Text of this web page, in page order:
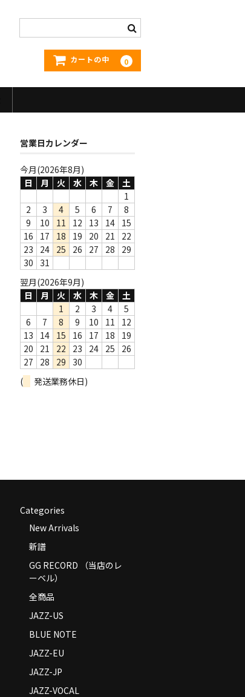
カートの中 0
営業日カレンダー
今月(2026年8月)
日
月 火 水 木 金
土
1
2
3 4 5 6 7
8
9
10 11 12 13 14 15
16
17 18 19 20 21
22
23
24 25 26 27 28
29
30
31
翌月(2026年9月)
日
月 火 水 木 金
土
1
2 3 4
5
6
7 8 9 10 11
12
13
14 15 16 17 18
19
20
21 22 23 24 25
26
27
28 29
30
(
発送業務休日)
Categories
New Arrivals
新譜
GG RECORD （当店のレ
ーベル）
全商品
JAZZ-US
BLUE NOTE
JAZZ-EU
JAZZ-JP
JAZZ-VOCAL